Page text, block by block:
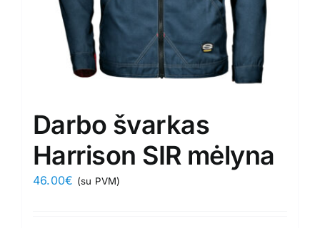
product
page
Darbo švarkas
Harrison SIR mėlyna
46.00€ (su PVM)